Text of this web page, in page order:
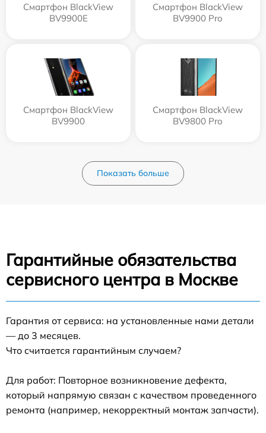
Смартфон BlackView
BV9900E
Смартфон BlackView
BV9900 Pro
Смартфон BlackView
BV9900
Смартфон BlackView
BV9800 Pro
Показать больше
Гарантийные обязательства
сервисного центра в Москве
Гарантия от сервиса: на установленные нами детали
— до 3 месяцев.
Что считается гарантийным случаем?
Для работ: Повторное возникновение дефекта,
который напрямую связан с качеством проведенного
ремонта (например, некорректный монтаж запчасти).